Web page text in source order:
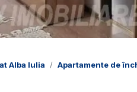
Alba Iulia Apartamente de